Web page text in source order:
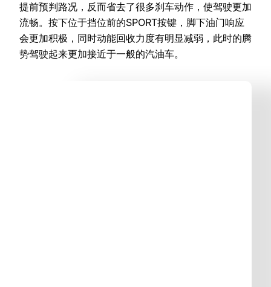
提前预判路况，反而省去了很多刹车动作，使驾驶更加
流畅。按下位于挡位前的SPORT按键，脚下油门响应
会更加积极，同时动能回收力度有明显减弱，此时的腾
势驾驶起来更加接近于一般的汽油车。